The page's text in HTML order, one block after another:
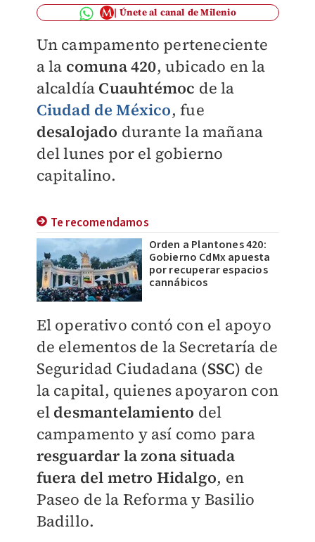
Únete al canal de Milenio
Un campamento perteneciente
a la comuna 420, ubicado en la
alcaldía Cuauhtémoc de la
Ciudad de México, fue
desalojado durante la mañana
del lunes por el gobierno
capitalino.
Te recomendamos
Orden a Plantones 420:
Gobierno CdMx apuesta
por recuperar espacios
cannábicos
El operativo contó con el apoyo
de elementos de la Secretaría de
Seguridad Ciudadana (SSC) de
la capital, quienes apoyaron con
el desmantelamiento del
campamento y así como para
resguardar la zona situada
fuera del metro Hidalgo, en
Paseo de la Reforma y Basilio
Badillo.